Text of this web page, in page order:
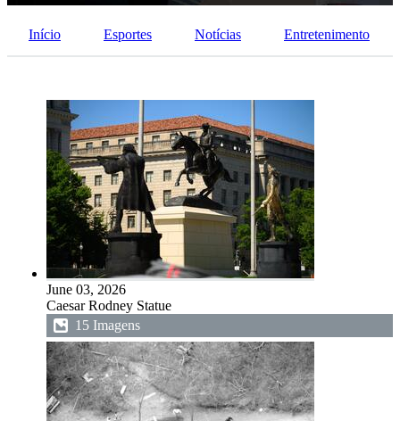
Imagens Editoriais
Eventos Editoriais
Início Esportes Notícias Entretenimento
June 03, 2026
Caesar Rodney Statue
15 Imagens